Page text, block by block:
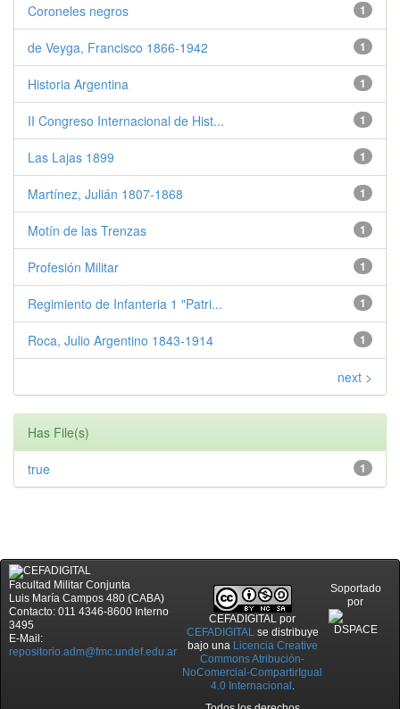
1
Coroneles negros
1
de Veyga, Francisco 1866-1942
1
Historia Argentina
1
II Congreso Internacional de Hist...
1
Las Lajas 1899
1
Martínez, Julián 1807-1868
1
Motín de las Trenzas
1
Profesión Militar
1
Regimiento de Infanteria 1 "Patri...
1
Roca, Julio Argentino 1843-1914
next >
Has File(s)
1
true
Facultad Militar Conjunta
Luis María Campos 480 (CABA)
Contacto: 011 4346-8600 Interno
3495
E-Mail:
repositorio.adm@fmc.undef.edu.ar
CEFADIGITAL por
CEFADIGITALse distribuye
bajo una Licencia Creative
Commons Atribución-
NoComercial-CompartirIgual
4.0 Internacional .
Soportado
por